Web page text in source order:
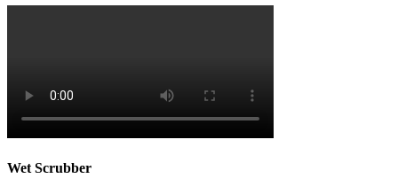
Wet Scrubber